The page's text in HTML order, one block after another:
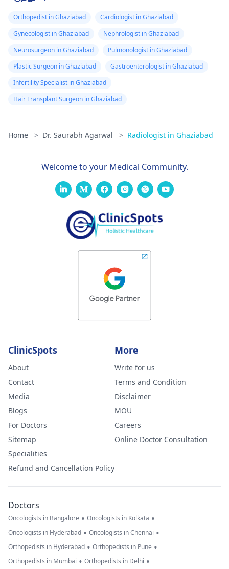
Orthopedist in Ghaziabad
Cardiologist in Ghaziabad
Gynecologist in Ghaziabad
Nephrologist in Ghaziabad
Neurosurgeon in Ghaziabad
Pulmonologist in Ghaziabad
Plastic Surgeon in Ghaziabad
Gastroenterologist in Ghaziabad
Infertility Specialist in Ghaziabad
Hair Transplant Surgeon in Ghaziabad
Home > Dr. Saurabh Agarwal > Radiologist in Ghaziabad
Welcome to your Medical Community.
ClinicSpots
About
Contact
Media
Blogs
For Doctors
Sitemap
Specialities
Refund and Cancellation Policy
More
Write for us
Terms and Condition
Disclaimer
MOU
Careers
Online Doctor Consultation
Doctors
Oncologists in Bangalore • Oncologists in Kolkata •
Oncologists in Hyderabad • Oncologists in Chennai •
Orthopedists in Hyderabad • Orthopedists in Pune •
Orthopedists in Mumbai • Orthopedists in Delhi •